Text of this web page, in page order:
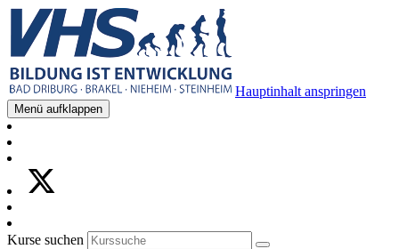
Hauptinhalt anspringen
Menü aufklappen
Kurse suchen